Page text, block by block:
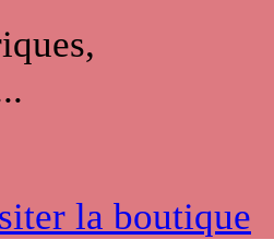
la boutique